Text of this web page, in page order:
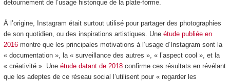
détournement de l’usage historique de la plate-forme.
À l’origine, Instagram était surtout utilisé pour partager des photographies
de son quotidien, ou des inspirations artistiques. Une étude publiée en
2016montre que les principales motivations à l’usage d’Instagram sont la
« documentation », la « surveillance des autres », « l’aspect cool », et la
« créativité ». Une étude datant de 2018confirme ces résultats en révélant
que les adeptes de ce réseau social l’utilisent pour « regarder les